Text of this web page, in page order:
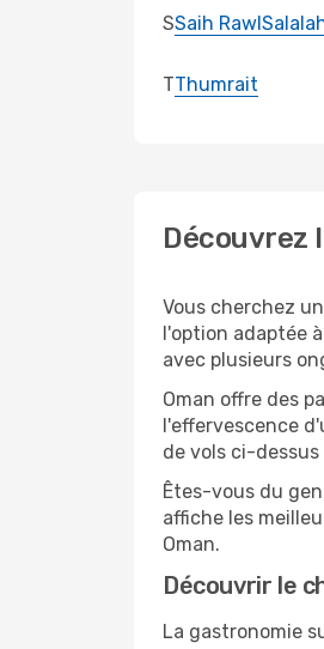
SSaih Rawl
TThumrait
Découvrez
Vous cherchez
l'option adaptée
avec plusieurs
Oman offre des
l'effervescence
de vols ci-
Êtes-vous du
affiche les
Oman.
Découvrir le
La gastronomie